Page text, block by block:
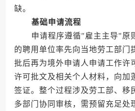
缺。
基础申请流程
申请程序遵循"雇主主导"原
的聘用单位率先向当地劳工部门
批后再为境外申请人申请工作许
许可批文及相关个人材料，向加
签证。整个过程涉及劳工部、移
多部门协同审核，需预留充足处